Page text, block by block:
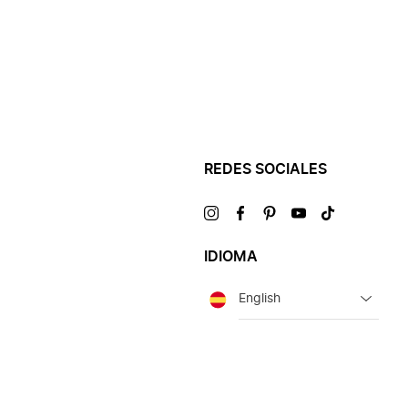
REDES SOCIALES
VisítanosVisítanosVisítanosVisítanosVisítanos
IDIOMA
Idioma